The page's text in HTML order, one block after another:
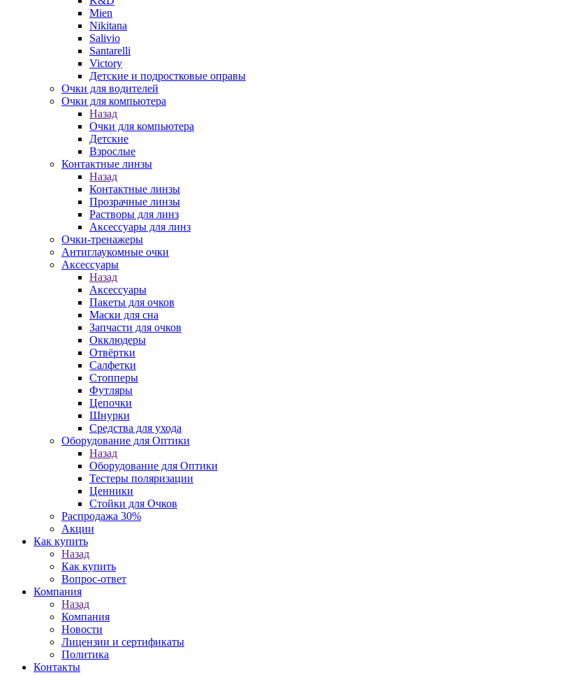
Mien
Nikitana
Salivio
Santarelli
Victory
Детские и подростковые оправы
Очки для водителей
Очки для компьютера
Назад
Очки для компьютера
Детские
Взрослые
Контактные линзы
Назад
Контактные линзы
Прозрачные линзы
Растворы для линз
Аксессуары для линз
Очки-тренажеры
Антиглаукомные очки
Аксессуары
Назад
Аксессуары
Пакеты для очков
Маски для сна
Запчасти для очков
Окклюдеры
Отвёртки
Салфетки
Стопперы
Футляры
Цепочки
Шнурки
Средства для ухода
Оборудование для Оптики
Назад
Оборудование для Оптики
Тестеры поляризации
Ценники
Стойки для Очков
Распродажа 30%
Акции
Как купить
Назад
Как купить
Вопрос-ответ
Компания
Назад
Компания
Новости
Лицензии и сертификаты
Политика
Контакты